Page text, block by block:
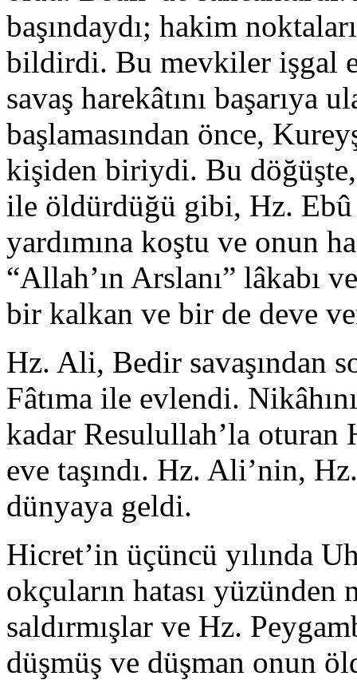
başındaydı; hakim
bildirdi. Bu mevkiler işgal
savaş harekâtını başarıya
başlamasından önce,
kişiden biriydi. Bu döğüşte,
ile öldürdüğü gibi, Hz.
yardımına koştu ve onun
“Allah’ın Arslanı” lâkabı
bir kalkan ve bir de deve
Hz. Ali, Bedir savaşından
Fâtıma ile evlendi.
kadar Resulullah’la
eve taşındı. Hz. Ali’nin,
dünyaya geldi.
Hicret’in üçüncü yılında
okçuların hatası
saldırmışlar ve Hz.
düşmüş ve düşman onun